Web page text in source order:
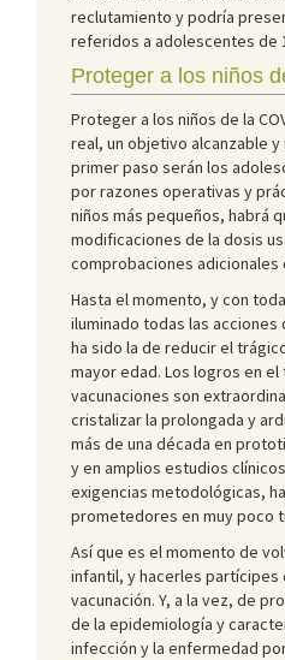
reclutamiento y podría
referidos a adolescentes de
Proteger a los niños
Proteger a los niños de la
real, un objetivo alcanzable
primer paso serán los
por razones operativas y
niños más pequeños, habrá
modificaciones de la dosis
comprobaciones adicionales
Hasta el momento, y con
iluminado todas las acciones
ha sido la de reducir el
mayor edad. Los logros en
vacunaciones son
cristalizar la prolongada y
más de una década en
y en amplios estudios
exigencias metodológicas,
prometedores en muy poco
Así que es el momento de
infantil, y hacerles partícipes
vacunación. Y, a la vez, de
de la epidemiología y
infección y la enfermedad por